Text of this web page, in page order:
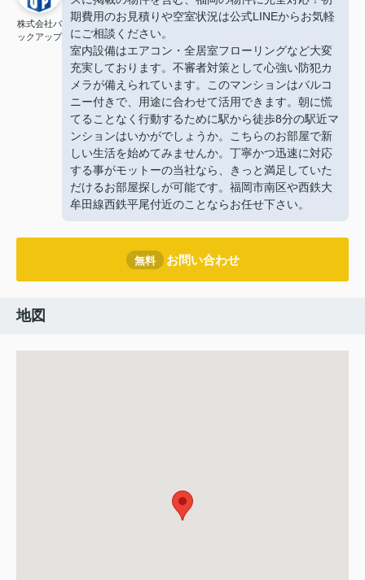
株式会社バ
ックアップ
期費用のお見積りや空室状況は公式LINEからお気軽
にご相談ください。
室内設備はエアコン・全居室フローリングなど大変
充実しております。不審者対策として心強い防犯カ
メラが備えられています。このマンションはバルコ
ニー付きで、用途に合わせて活用できます。朝に慌
てることなく行動するために駅から徒歩8分の駅近マ
ンションはいかがでしょうか。こちらのお部屋で新
しい生活を始めてみませんか。丁寧かつ迅速に対応
する事がモットーの当社なら、きっと満足していた
だけるお部屋探しが可能です。福岡市南区や西鉄大
牟田線西鉄平尾付近のことならお任せ下さい。
無料 お問い合わせ
地図